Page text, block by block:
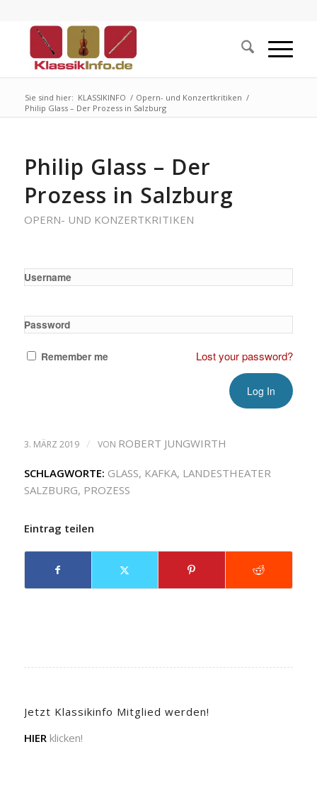
Sie sind hier: KLASSIKINFO / Opern- und Konzertkritiken /
Philip Glass – Der Prozess in Salzburg
Philip Glass – Der
Prozess in Salzburg
OPERN- UND KONZERTKRITIKEN
Username
Password
Remember me Lost your password?
3. MÄRZ 2019 / VON ROBERT JUNGWIRTH
SCHLAGWORTE: GLASS, KAFKA, LANDESTHEATER
SALZBURG, PROZESS
Eintrag teilen
Jetzt Klassikinfo Mitglied werden!
HIER klicken!